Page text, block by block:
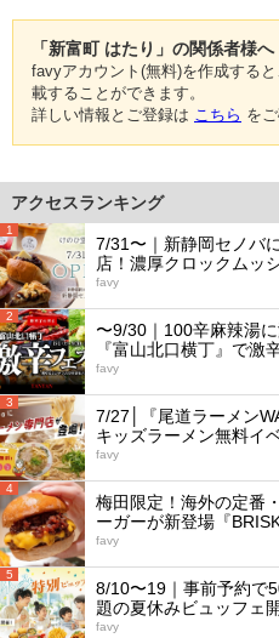
「新富町 はたり」の関係者様へ
favyアカウント(無料)を作成する
載することができます。
詳しい情報とご登録は こちら を
アクセスランキング
1
7/31〜｜新静岡セノバ
店！濃厚クロックムッ
favy
2
〜9/30｜100辛麻辣湯に
『富山北口横丁』で激
favy
3
7/27│『尾道ラーメン
キッズラーメン無料イ
favy
4
梅田限定！海外の定番
ーガーが新登場『BRISK
favy
5
8/10〜19｜事前予約で
題の夏休みビュッフェ
favy